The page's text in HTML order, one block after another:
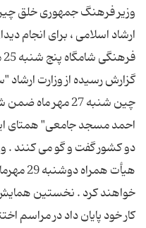
وزیر فرهنگ جمهوری خلق
ارشاد اسلامی ، برای انجام
گزارش رسیده از وزارت
چین شنبه 27 مهر
احمد مسجد جامعی" همتای
دو کشور گفت و گو می کنند
هیأت
خواهند کرد . نخستین
کار خود پایان داد در مراسم